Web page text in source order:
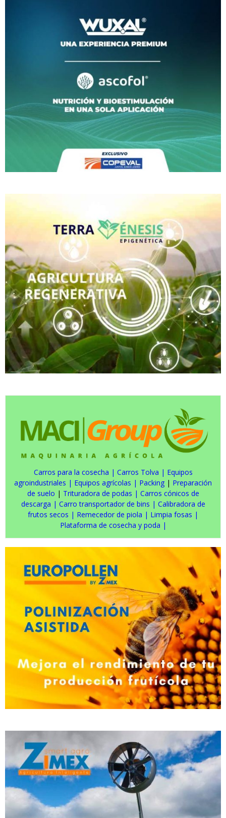
Carros para la cosecha | Carros Tolva | Equipos
agroindustriales | Equipos agrícolas | Packing | Preparación
de suelo | Trituradora de podas | Carros cónicos de
descarga | Carro transportador de bins | Calibradora de
frutos secos | Remecedor de piola | Limpia fosas |
Plataforma de cosecha y poda |